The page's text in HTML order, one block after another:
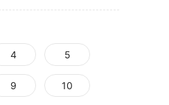
4 5
9 10